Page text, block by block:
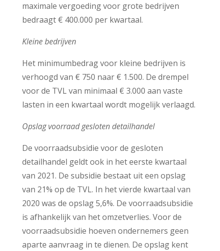
maximale vergoeding voor grote bedrijven
bedraagt € 400.000 per kwartaal.
Kleine bedrijven
Het minimumbedrag voor kleine bedrijven is
verhoogd van € 750 naar € 1.500. De drempel
voor de TVL van minimaal € 3.000 aan vaste
lasten in een kwartaal wordt mogelijk verlaagd.
Opslag voorraad gesloten detailhandel
De voorraadsubsidie voor de gesloten
detailhandel geldt ook in het eerste kwartaal
van 2021. De subsidie bestaat uit een opslag
van 21% op de TVL. In het vierde kwartaal van
2020 was de opslag 5,6%. De voorraadsubsidie
is afhankelijk van het omzetverlies. Voor de
voorraadsubsidie hoeven ondernemers geen
aparte aanvraag in te dienen. De opslag kent